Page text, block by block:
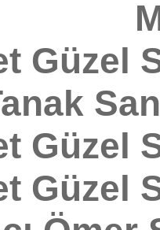
Güzel
Güzel
Güzel